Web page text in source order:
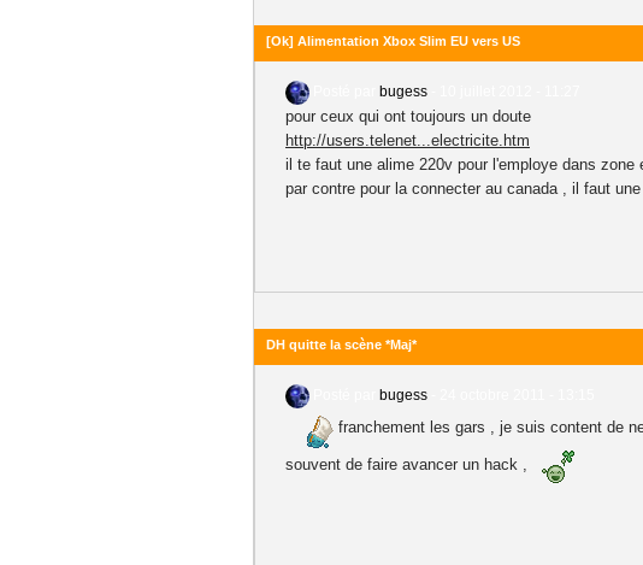
[Ok] Alimentation Xbox Slim EU vers US
bugess
pour ceux qui ont toujours un doute
http://users.telenet...electricite.htm
il te faut une alime 220v pour l'employe dans zone
par contre pour la connecter au canada , il faut
DH quitte la scène *Maj*
bugess
franchement les gars , je suis content de
souvent de faire avancer un hack ,